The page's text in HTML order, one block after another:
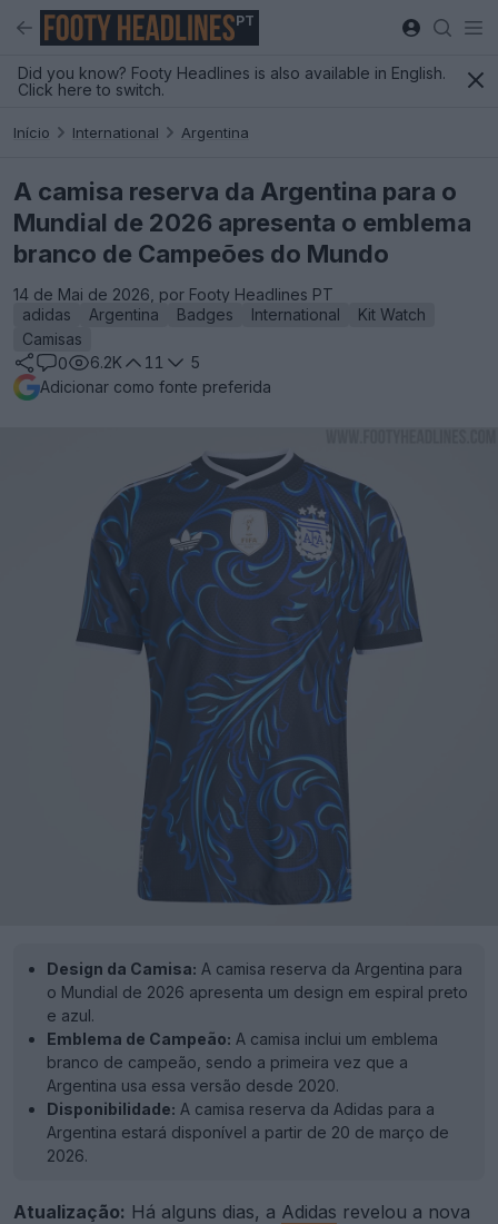
PT
Did you know? Footy Headlines is also available in English.
Click here to switch.
Início International Argentina
A camisa reserva da Argentina para o
Mundial de 2026 apresenta o emblema
branco de Campeões do Mundo
14 de Mai de 2026, por Footy Headlines PT
adidas
Argentina Badges International
Kit Watch
Camisas
0
6.2K 11
5
Adicionar como fonte preferida
Design da Camisa: A camisa reserva da Argentina para
o Mundial de 2026 apresenta um design em espiral preto
e azul.
Emblema de Campeão: A camisa inclui um emblema
branco de campeão, sendo a primeira vez que a
Argentina usa essa versão desde 2020.
Disponibilidade: A camisa reserva da Adidas para a
Argentina estará disponível a partir de 20 de março de
2026.
Atualização: Há alguns dias, a Adidas revelou a nova